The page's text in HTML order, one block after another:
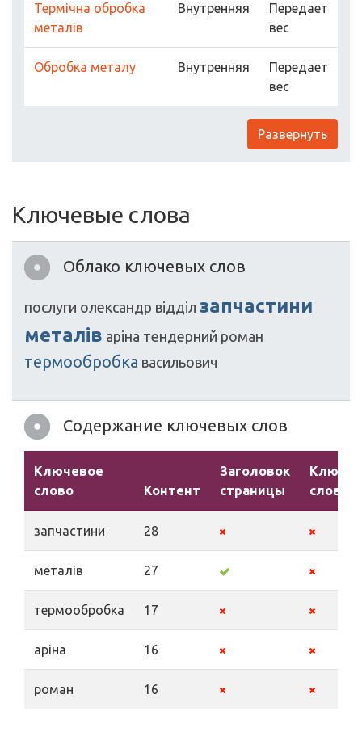
Термічна обробка
металів
Внутренняя
Передает
вес
Обробка металу Внутренняя
Передает
вес
Развернуть
Ключевые слова
Облако ключевых слов
послуги олександр відділ запчастини
металів аріна тендерний роман
термообробка васильович
Содержание ключевых слов
Ключевое
слово
Контент
Заголовок
страницы
слова
запчастини 28
металів 27
термообробка 17
аріна 16
роман 16